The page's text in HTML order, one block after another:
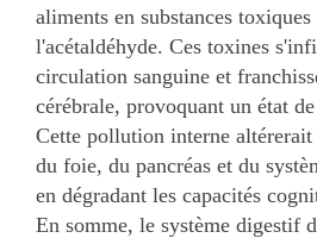
aliments en substances
l'acétaldéhyde. Ces toxines
circulation sanguine et
cérébrale, provoquant un état
Cette pollution interne
du foie, du pancréas et du
en dégradant les capacités
En somme, le système digestif